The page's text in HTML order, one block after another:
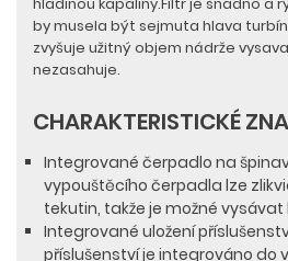
by musela být sejmuta hlava
zvyšuje užitný objem nádrže
nezasahuje.
CHARAKTERISTICKÉ
Integrované čerpadlo na
vypouštěcího čerpadla lze
tekutin, takže je možné vysávat
Integrované uložení
příslušenství je integrováno do